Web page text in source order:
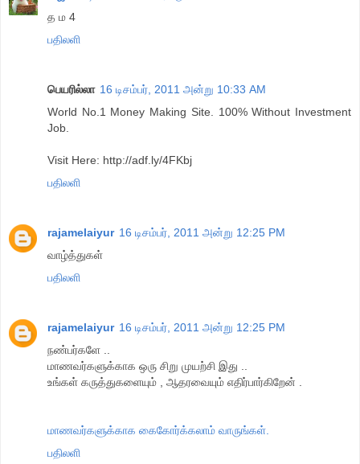
த ம 4
பதிலளி
பெயரில்லா 16 டிசம்பர், 2011 அன்று 10:33 AM
World No.1 Money Making Site. 100% Without Investment
Job.
Visit Here: http://adf.ly/4FKbj
பதிலளி
rajamelaiyur 16 டிசம்பர், 2011 அன்று 12:25 PM
வாழ்த்துகள்
பதிலளி
rajamelaiyur 16 டிசம்பர், 2011 அன்று 12:25 PM
நண்பர்களே ..
மாணவர்களுக்காக ஒரு சிறு முயற்சி இது ..
உங்கள் கருத்துகளையும் , ஆதரவையும் எதிர்பார்கிறேன் .
மாணவர்களுக்காக கைகோர்க்கலாம் வாருங்கள்.
பதிலளி